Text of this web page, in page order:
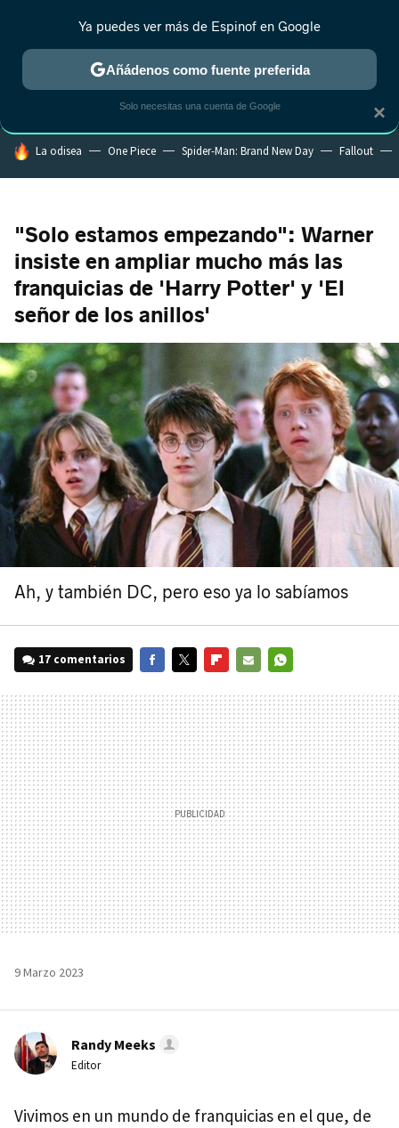
MENÚ NUEVO
ESTRENOS REALITY ANIME RANKINGS CINE
HOY SE HABLA DE
La odisea One Piece Spider-Man: Brand New Day Fallout
"Solo estamos empezando": Warner
insiste en ampliar mucho más las
franquicias de 'Harry Potter' y 'El
señor de los anillos'
Ah, y también DC, pero eso ya lo sabíamos
17 comentarios
MAIL
9 Marzo 2023
Randy Meeks
Editor
Vivimos en un mundo de franquicias en el que, de
×
Ya puedes ver más de Espinof en Google
Añádenos como fuente preferida
Solo necesitas una cuenta de Google